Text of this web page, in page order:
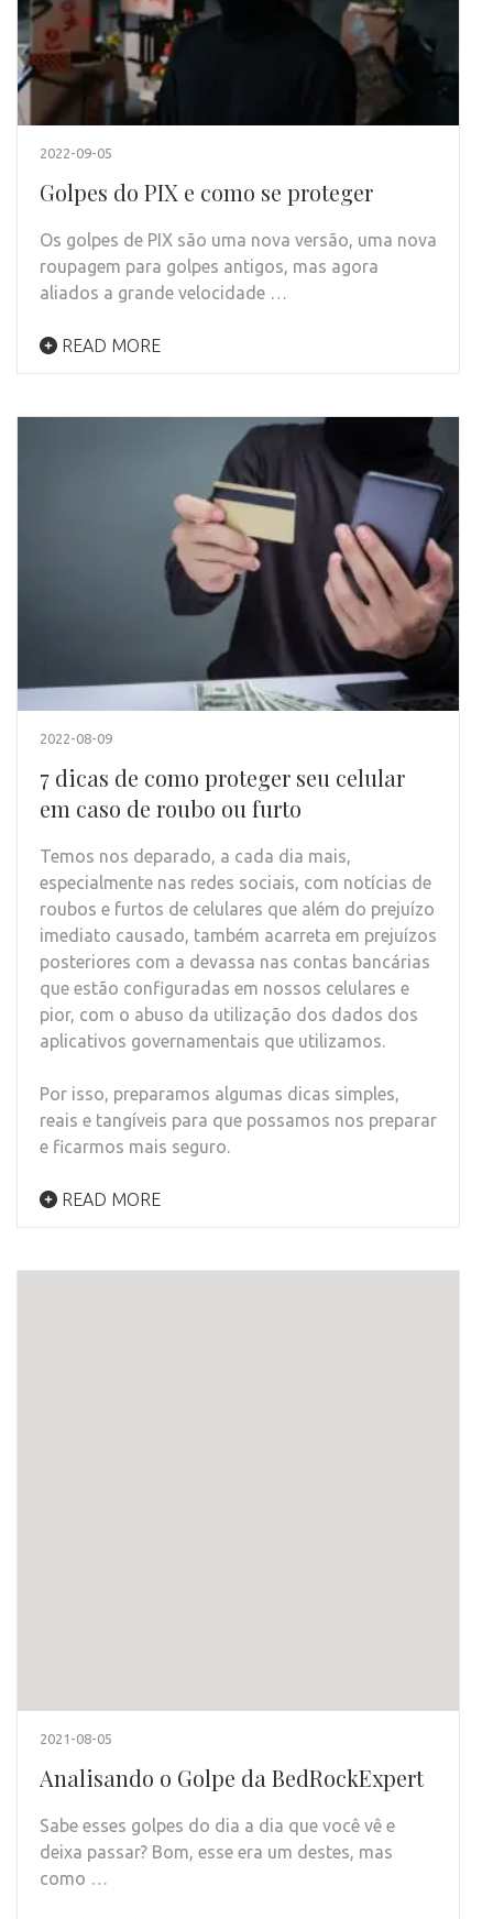
2022-09-05
Golpes do PIX e como se proteger
Os golpes de PIX são uma nova versão, uma nova
roupagem para golpes antigos, mas agora
aliados a grande velocidade …
READ MORE
2022-08-09
7 dicas de como proteger seu celular
em caso de roubo ou furto
Temos nos deparado, a cada dia mais,
especialmente nas redes sociais, com notícias de
roubos e furtos de celulares que além do prejuízo
imediato causado, também acarreta em prejuízos
posteriores com a devassa nas contas bancárias
que estão configuradas em nossos celulares e
pior, com o abuso da utilização dos dados dos
aplicativos governamentais que utilizamos.
Por isso, preparamos algumas dicas simples,
reais e tangíveis para que possamos nos preparar
e ficarmos mais seguro.
READ MORE
2021-08-05
Analisando o Golpe da BedRockExpert
Sabe esses golpes do dia a dia que você vê e
deixa passar? Bom, esse era um destes, mas
como …